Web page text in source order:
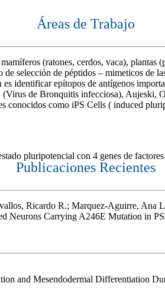
Áreas de Trabajo
(ratones, cerdos, vaca),
selección de péptidos – mimeticos de
identificar epítopos de antígenos
de Bronquitis infecciosa), Aujeski,
como iPS Cells ( induced
pluripotencial con 4 genes de
Publicaciones Recientes
Ricardo R.; Marquez-Aguirre, Ana
Neurons Carrying A246E Mutation in
and Mesendodermal Differentiation